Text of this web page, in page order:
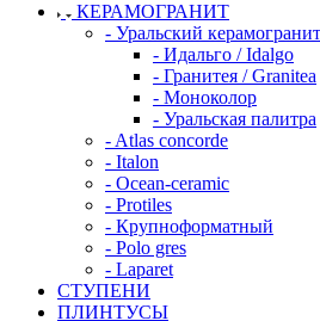
КЕРАМОГРАНИТ
- Уральский керамогранит
- Идальго / Idalgo
- Гранитея / Granitea
- Моноколор
- Уральская палитра
- Atlas concorde
- Italon
- Ocean-ceramic
- Protiles
- Крупноформатный
- Polo gres
- Laparet
СТУПЕНИ
ПЛИНТУСЫ